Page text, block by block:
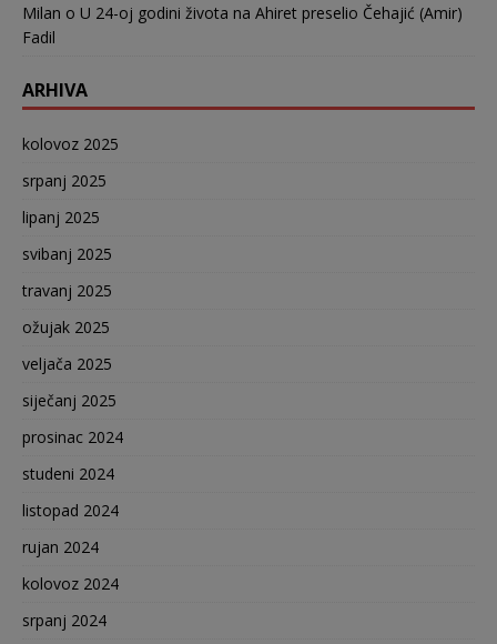
Milan o U 24-oj godini života na Ahiret preselio Čehajić (Amir)
Fadil
ARHIVA
kolovoz 2025
srpanj 2025
lipanj 2025
svibanj 2025
travanj 2025
ožujak 2025
veljača 2025
siječanj 2025
prosinac 2024
studeni 2024
listopad 2024
rujan 2024
kolovoz 2024
srpanj 2024